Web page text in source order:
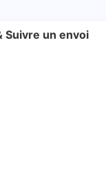
Suivre un envoi